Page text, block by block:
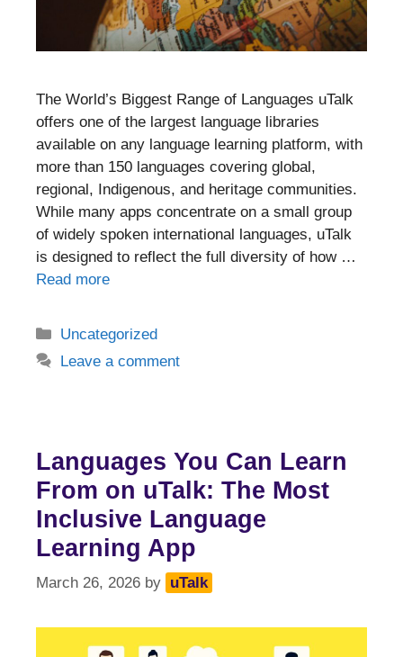
The World’s Biggest Range of Languages uTalk
offers one of the largest language libraries
available on any language learning platform, with
more than 150 languages covering global,
regional, Indigenous, and heritage communities.
While many apps concentrate on a small group
of widely spoken international languages, uTalk
is designed to reflect the full diversity of how …
Read more
Categories
Uncategorized
Leave a comment
Languages You Can Learn
From on uTalk: The Most
Inclusive Language
Learning App
March 26, 2026 by uTalk